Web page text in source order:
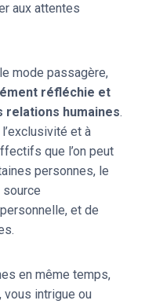
aux attentes
mode passagère,
réfléchie et
relations humaines.
et à
que l’on peut
personnes, le
source
et de
en même temps,
intrigue ou